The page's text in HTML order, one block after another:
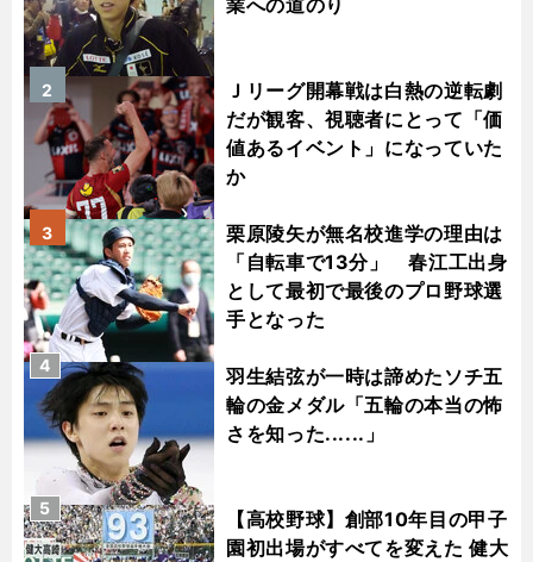
業への道のり
Ｊリーグ開幕戦は白熱の逆転劇
だが観客、視聴者にとって「価
値あるイベント」になっていた
か
2
栗原陵矢が無名校進学の理由は
「自転車で13分」 春江工出身
として最初で最後のプロ野球選
手となった
3
羽生結弦が一時は諦めたソチ五
輪の金メダル「五輪の本当の怖
さを知った......」
4
【高校野球】創部10年目の甲子
園初出場がすべてを変えた 健大
5